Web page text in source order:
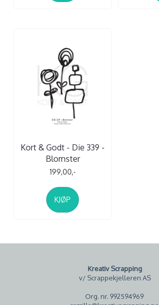
Kort & Godt - Die 339 -
Blomster
199,00,-
KJØP
Kreativ Scrapping
v/ Scrappekjelleren AS
Org. nr. 992594969